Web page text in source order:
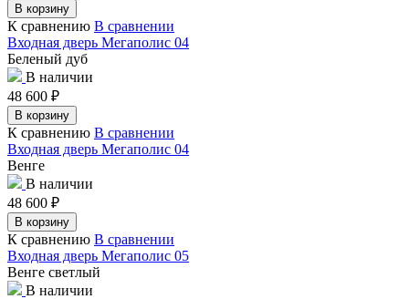
В корзину
К сравнению В сравнении
Входная дверь Мегаполис 04
Беленый дуб
В наличии
48 600 ₽
В корзину
К сравнению В сравнении
Входная дверь Мегаполис 04
Венге
В наличии
48 600 ₽
В корзину
К сравнению В сравнении
Входная дверь Мегаполис 05
Венге светлый
В наличии